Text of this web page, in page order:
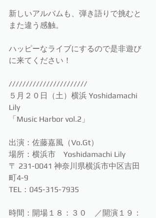
新しいアルバムも、弾き語りで挑むと
また違う感触。
ハッピーなライブにするので是非遊び
に来てください！
///////////////////////
５月２０日（土）横浜 Yoshidamachi
Lily
「Music Harbor vol.2」
出演：佐藤嘉風（Vo.Gt）
場所：横浜市　Yoshidamachi Lily
〒 231-0041 神奈川県横浜市中区吉田
町4-9
TEL：045-315-7935
時間：開場１８：３０　／開演１９：